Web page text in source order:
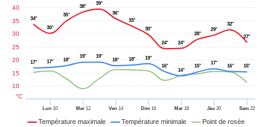
Vous
les
:
les
Température maximale Température minimale Point de rosée
Lun 10 Mer12 Ven14 Dim 16 Mar18 Jeu 20 Sam22
10
15
20
25
30
35
40
°C
34°
30°
35°
38°
39°
36°
33°
30°
24° 24°
28°
29°
32°
27°
17° 17° 18°
19° 19°
18° 18°
19°
16°
14°
15°
17°
16° 15°